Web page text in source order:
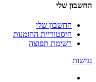
החשבון שלי
החשבון שלי
היסטוריית ההזמנות
רשימת תפוצה
נגישות